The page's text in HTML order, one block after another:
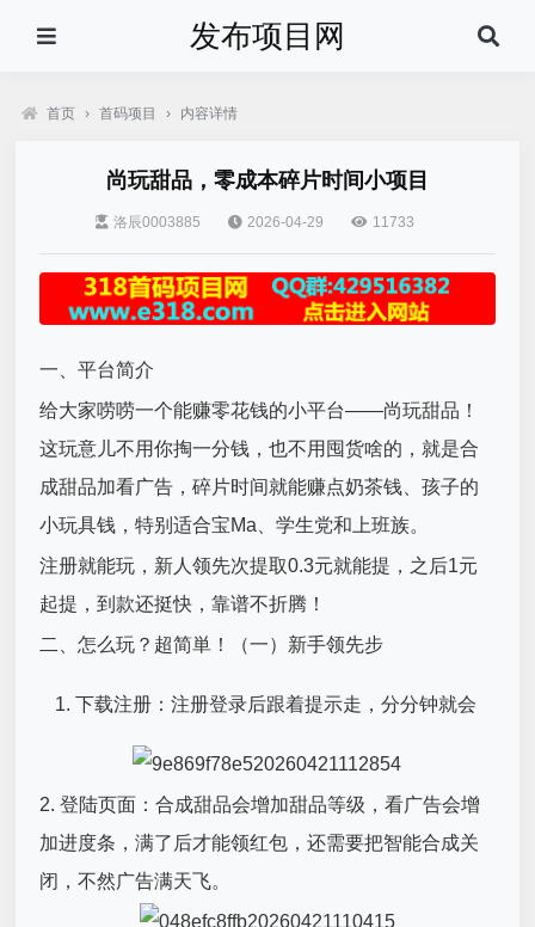
发布项目网
首页 › 首码项目 › 内容详情
尚玩甜品，零成本碎片时间小项目
洛辰0003885 2026-04-29 11733
一、平台简介
给大家唠唠一个能赚零花钱的小平台——尚玩甜品！
这玩意儿不用你掏一分钱，也不用囤货啥的，就是合
成甜品加看广告，碎片时间就能赚点奶茶钱、孩子的
小玩具钱，特别适合宝Ma、学生党和上班族。
注册就能玩，新人领先次提取0.3元就能提，之后1元
起提，到款还挺快，靠谱不折腾！
二、怎么玩？超简単！（一）新手领先步
‌下载注册‌：注册登录后跟着提示走，分分钟就会
2. 登陆页面：合成甜品会增加甜品等级，看广告会增
加进度条，满了后才能领红包，还需要把智能合成关
闭，不然广告满天飞。